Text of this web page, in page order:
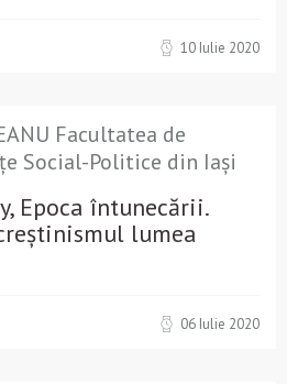
10 Iulie 2020
Facultatea de
Social-Politice din Iași
Epoca întunecării.
lumea
06 Iulie 2020